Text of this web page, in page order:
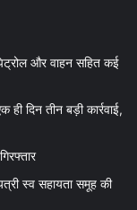
और वाहन सहित कई
दिन तीन बड़ी कार्रवाई,
स्व सहायता समूह की